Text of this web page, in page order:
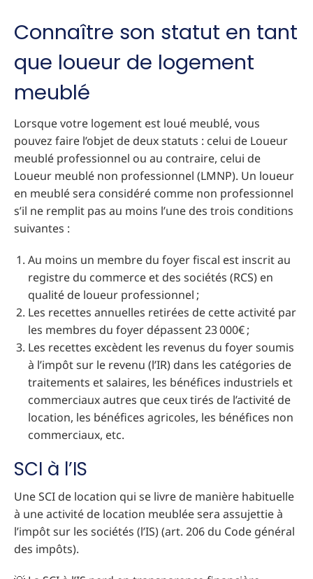
Connaître son statut en tant
que loueur de logement
meublé
Lorsque votre logement est loué meublé, vous
pouvez faire l’objet de deux statuts : celui de Loueur
meublé professionnel ou au contraire, celui de
Loueur meublé non professionnel (LMNP). Un loueur
en meublé sera considéré comme non professionnel
s’il ne remplit pas au moins l’une des trois conditions
suivantes :
Au moins un membre du foyer fiscal est inscrit au
registre du commerce et des sociétés (RCS) en
qualité de loueur professionnel ;
Les recettes annuelles retirées de cette activité par
les membres du foyer dépassent 23 000€ ;
Les recettes excèdent les revenus du foyer soumis
à l’impôt sur le revenu (l’IR) dans les catégories de
traitements et salaires, les bénéfices industriels et
commerciaux autres que ceux tirés de l’activité de
location, les bénéfices agricoles, les bénéfices non
commerciaux, etc.
SCI à l’IS
Une SCI de location qui se livre de manière habituelle
à une activité de location meublée sera assujettie à
l’impôt sur les sociétés (l’IS) (art. 206 du Code général
des impôts).